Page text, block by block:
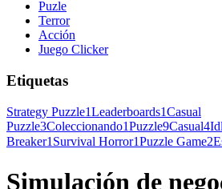
Puzle
Terror
Acción
Juego Clicker
Etiquetas
Strategy Puzzle1Leaderboards1Casual
Puzzle3Coleccionando1Puzzle9Casual4
Breaker1 Survival Horror1Puzzle Game2
Simulación de